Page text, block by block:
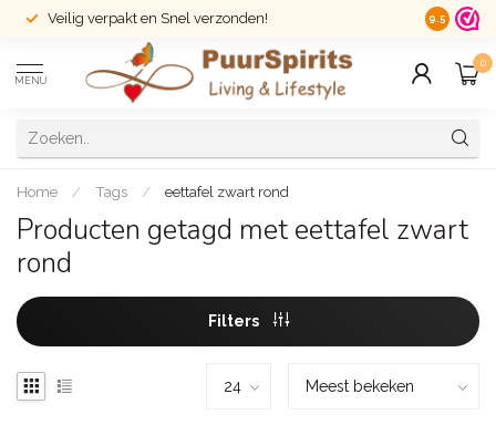
Veilig verpakt en Snel verzonden! 14 dagen
9.5
MENU
0
Home / Tags / eettafel zwart rond
Producten getagd met eettafel zwart
rond
Filters